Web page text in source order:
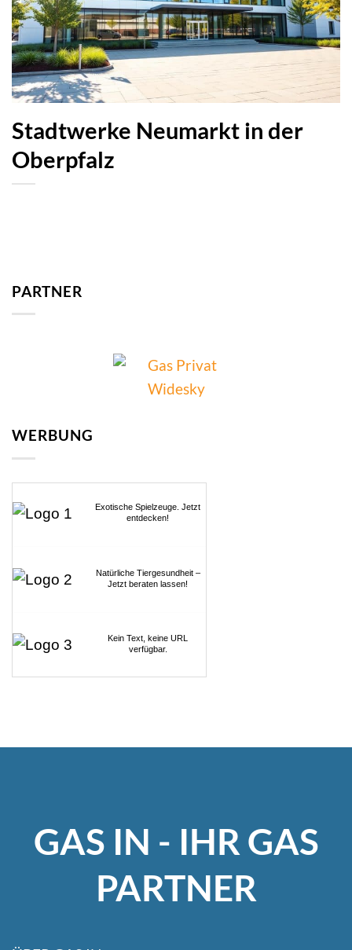
Stadtwerke Neumarkt in der
Oberpfalz
PARTNER
WERBUNG
Exotische Spielzeuge. Jetzt
entdecken!
Natürliche Tiergesundheit –
Jetzt beraten lassen!
Kein Text, keine URL
verfügbar.
GAS IN - IHR GAS
PARTNER